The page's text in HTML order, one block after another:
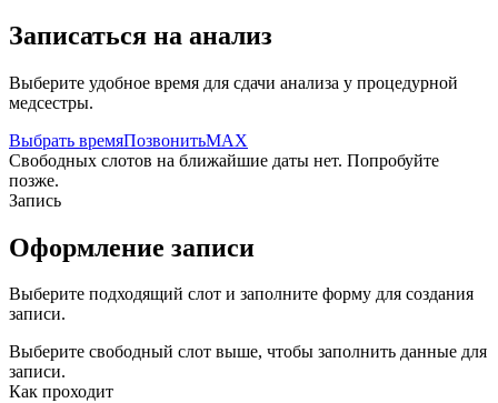
Записаться на анализ
Выберите удобное время для сдачи анализа у процедурной
медсестры.
Выбрать времяПозвонитьMAX
Свободных слотов на ближайшие даты нет. Попробуйте
позже.
Запись
Оформление записи
Выберите подходящий слот и заполните форму для создания
записи.
Выберите свободный слот выше, чтобы заполнить данные для
записи.
Как проходит